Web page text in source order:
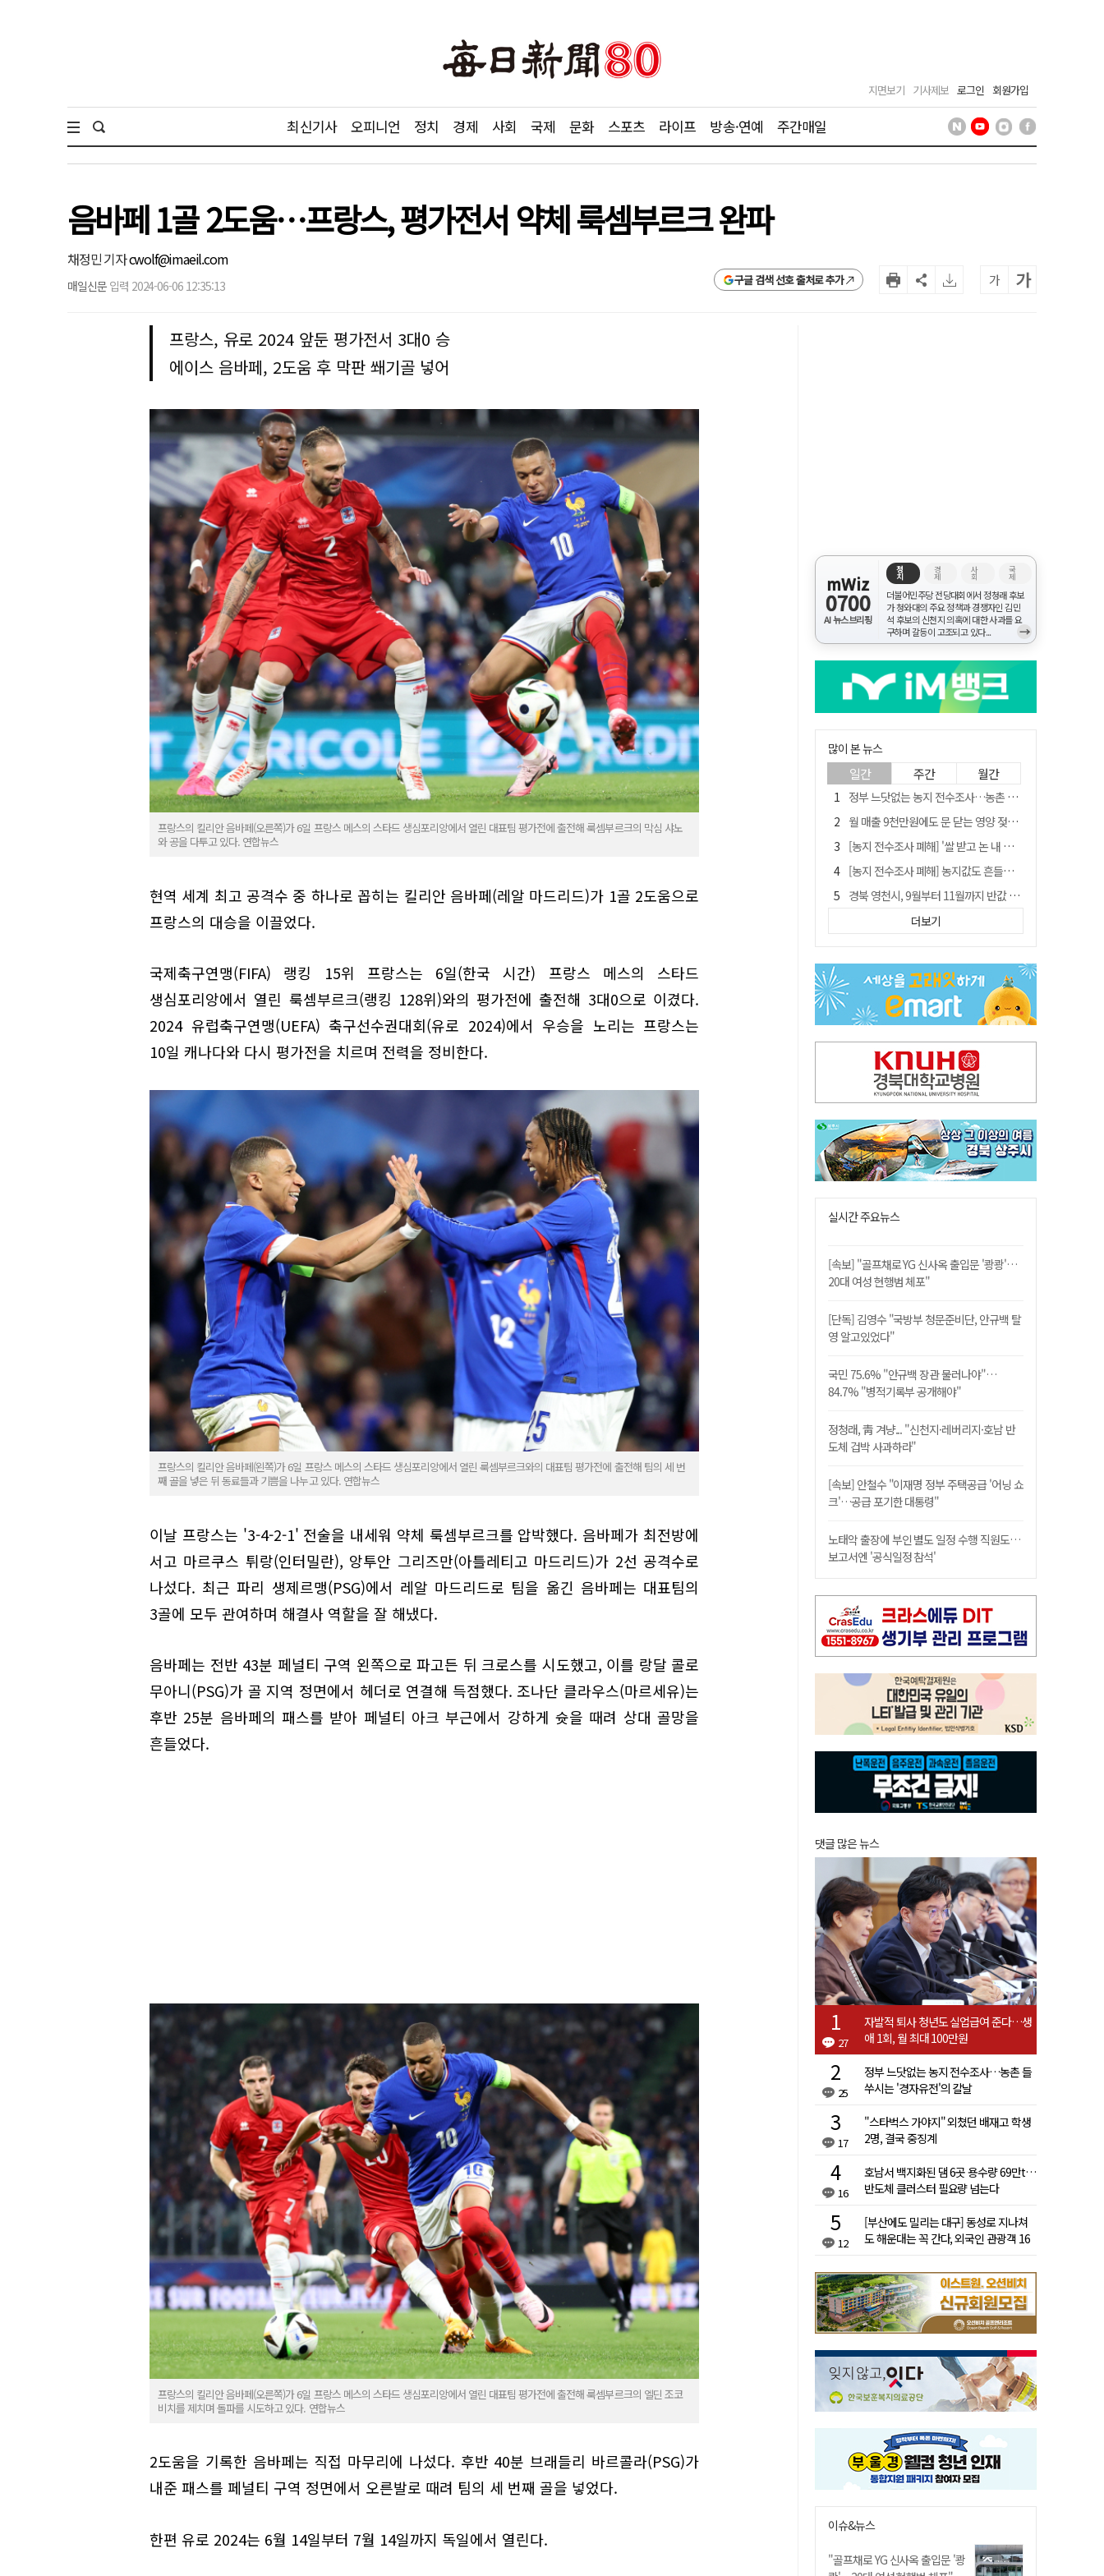
지면보기 기사제보 로그인 회원가입
최신기사 오피니언 정치 경제 사회 국제 문화 스포츠 라이프 방송·연예 주간매일
음바페 1골 2도움…프랑스, 평가전서 약체 룩셈부르크 완파
채정민 기자cwolf@imaeil.com
매일신문 입력 2024-06-06 12:35:13 구글 검색 선호 출처로 추가 가 가
프랑스, 유로 2024 앞둔 평가전서 3대0 승
에이스 음바페, 2도움 후 막판 쐐기골 넣어
프랑스의 킬리안 음바페(오른쪽)가 6일 프랑스 메스의 스타드 생심포리앙에서 열린 대표팀 평가전에 출전해 룩셈부르크의 막심 샤노
와 공을 다투고 있다. 연합뉴스
현역 세계 최고 공격수 중 하나로 꼽히는 킬리안 음바페(레알 마드리드)가 1골 2도움으로
프랑스의 대승을 이끌었다.
국제축구연맹(FIFA) 랭킹 15위 프랑스는 6일(한국 시간) 프랑스 메스의 스타드
생심포리앙에서 열린 룩셈부르크(랭킹 128위)와의 평가전에 출전해 3대0으로 이겼다.
2024 유럽축구연맹(UEFA) 축구선수권대회(유로 2024)에서 우승을 노리는 프랑스는
10일 캐나다와 다시 평가전을 치르며 전력을 정비한다.
프랑스의 킬리안 음바페(왼쪽)가 6일 프랑스 메스의 스타드 생심포리앙에서 열린 룩셈부르크와의 대표팀 평가전에 출전해 팀의 세 번
째 골을 넣은 뒤 동료들과 기쁨을 나누고 있다. 연합뉴스
이날 프랑스는 '3-4-2-1' 전술을 내세워 약체 룩셈부르크를 압박했다. 음바페가 최전방에
서고 마르쿠스 튀랑(인터밀란), 앙투안 그리즈만(아틀레티고 마드리드)가 2선 공격수로
나섰다. 최근 파리 생제르맹(PSG)에서 레알 마드리드로 팀을 옮긴 음바페는 대표팀의
3골에 모두 관여하며 해결사 역할을 잘 해냈다.
음바페는 전반 43분 페널티 구역 왼쪽으로 파고든 뒤 크로스를 시도했고, 이를 랑달 콜로
무아니(PSG)가 골 지역 정면에서 헤더로 연결해 득점했다. 조나단 클라우스(마르세유)는
후반 25분 음바페의 패스를 받아 페널티 아크 부근에서 강하게 슛을 때려 상대 골망을
흔들었다.
프랑스의 킬리안 음바페(오른쪽)가 6일 프랑스 메스의 스타드 생심포리앙에서 열린 대표팀 평가전에 출전해 룩셈부르크의 엘딘 조코
비치를 제치며 돌파를 시도하고 있다. 연합뉴스
2도움을 기록한 음바페는 직접 마무리에 나섰다. 후반 40분 브래들리 바르콜라(PSG)가
내준 패스를 페널티 구역 정면에서 오른발로 때려 팀의 세 번째 골을 넣었다.
한편 유로 2024는 6월 14일부터 7월 14일까지 독일에서 열린다.
mWiz
0700
AI 뉴스브리핑
정
치
경
제
사
회
국
제
더불어민주당 전당대회에서 정청래 후보
가 청와대의 주요 정책과 경쟁자인 김민
석 후보의 신천지 의혹에 대한 사과를 요
구하며 갈등이 고조되고 있다...
→
많이 본 뉴스
일간 주간 월간
정부 느닷없는 농지 전수조사…농촌 들쑤시는 '경자유전'의 칼날
월 매출 9천만원에도 문 닫는 영양 젖소농장… "일할 사람이 없어"
[농지 전수조사 폐해] '쌀 받고 논 내 준' 도지농 이제 어쩌나?
[농지 전수조사 폐해] 농지값도 흔들리나…"도지 막히면 헐값 매물 나올 수도"
경북 영천시, 9월부터 11월까지 반값 여행 혜택 제공
'솔리다임 IPO 추진설' SK하이닉스, 주가 9% 급락
[농지 전수조사 폐해] 실경작농·청년농 부담도 커진다
아쉬운 태클
TK신공항 참여 주저한 LH, 광주군공항 사업에는 앞장
더보기
실시간 주요뉴스
[속보] "골프채로 YG 신사옥 출입문 '쾅쾅'…
20대 여성 현행범 체포"
[단독] 김영수 "국방부 청문준비단, 안규백 탈
영 알고있었다"
국민 75.6% "안규백 장관 물러나야"…
84.7% "병적기록부 공개해야"
정청래, 靑 겨냥... "신천지·레버리지·호남 반
도체 겁박 사과하라"
[속보] 안철수 "이재명 정부 주택공급 '어닝 쇼
크'…공급 포기한 대통령"
노태악 출장에 부인 별도 일정 수행 직원도…
보고서엔 '공식일정 참석'
댓글 많은 뉴스
27
자발적 퇴사 청년도 실업급여 준다…생
애 1회, 월 최대 100만원
25
정부 느닷없는 농지 전수조사…농촌 들
쑤시는 '경자유전'의 칼날
17
"스타벅스 가야지" 외쳤던 배재고 학생
2명, 결국 중징계
16
호남서 백지화된 댐 6곳 용수량 69만t…
반도체 클러스터 필요량 넘는다
12
[부산에도 밀리는 대구] 동성로 지나쳐
도 해운대는 꼭 간다, 외국인 관광객 16
이슈&뉴스
"골프채로 YG 신사옥 출입문 '쾅